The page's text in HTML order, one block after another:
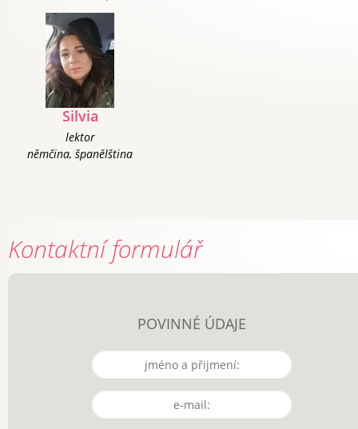
Silvia
lektor
němčina, španělština
Kontaktní formulář
POVINNÉ ÚDAJE